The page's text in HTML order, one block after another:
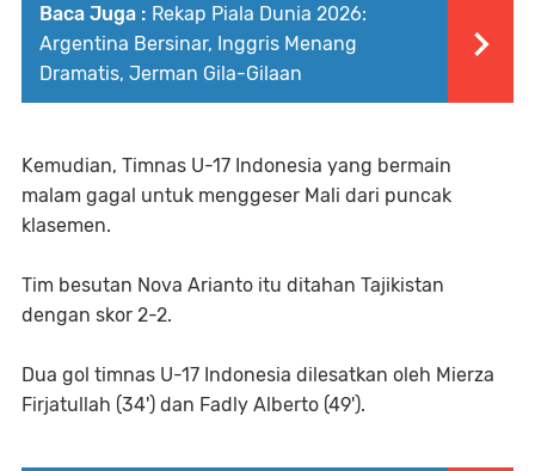
Baca Juga : Rekap Piala Dunia 2026:
Argentina Bersinar, Inggris Menang
Dramatis, Jerman Gila-Gilaan
Kemudian, Timnas U-17 Indonesia yang bermain
malam gagal untuk menggeser Mali dari puncak
klasemen.
Tim besutan Nova Arianto itu ditahan Tajikistan
dengan skor 2-2.
Dua gol timnas U-17 Indonesia dilesatkan oleh Mierza
Firjatullah (34') dan Fadly Alberto (49').